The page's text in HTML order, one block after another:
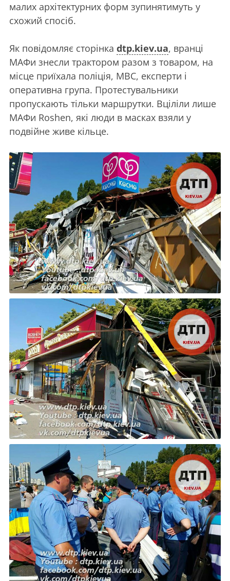
малих архітектурних форм зупинятимуть у
схожий спосіб.
Як повідомляє сторінка dtp.kiev.ua, вранці
МАФи знесли трактором разом з товаром, на
місце приїхала поліція, МВС, експерти і
оперативна група. Протестувальники
пропускають тільки маршрутки. Вціліли лише
МАФи Roshen, які люди в масках взяли у
подвійне живе кільце.